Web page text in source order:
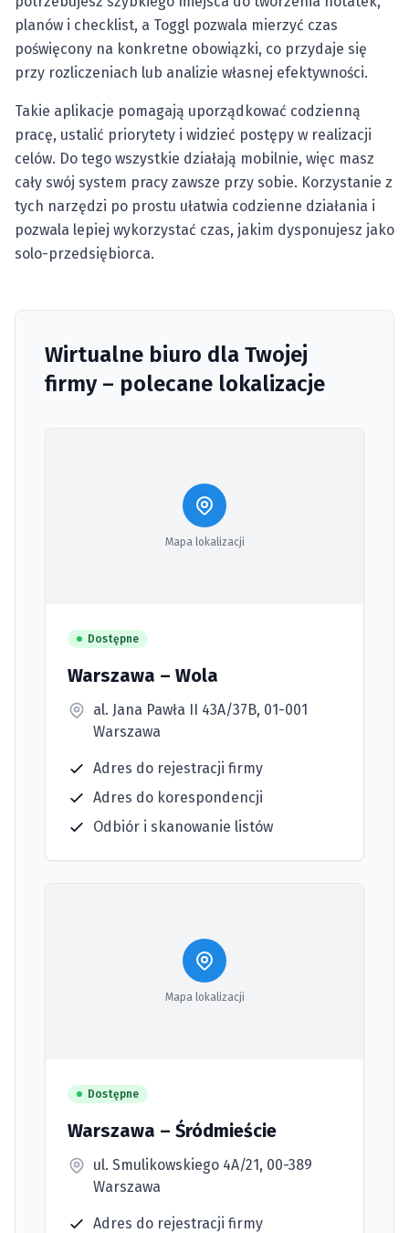
planów i checklist, a Toggl pozwala mierzyć czas
poświęcony na konkretne obowiązki, co przydaje się
przy rozliczeniach lub analizie własnej efektywności.
Takie aplikacje pomagają uporządkować codzienną
pracę, ustalić priorytety i widzieć postępy w realizacji
celów. Do tego wszystkie działają mobilnie, więc masz
cały swój system pracy zawsze przy sobie. Korzystanie z
tych narzędzi po prostu ułatwia codzienne działania i
pozwala lepiej wykorzystać czas, jakim dysponujesz jako
solo-przedsiębiorca.
Wirtualne biuro dla Twojej
firmy – polecane lokalizacje
Mapa lokalizacji
Dostępne
Warszawa – Wola
al. Jana Pawła II 43A/37B, 01-001
Warszawa
Adres do rejestracji firmy
Adres do korespondencji
Odbiór i skanowanie listów
Mapa lokalizacji
Dostępne
Warszawa – Śródmieście
ul. Smulikowskiego 4A/21, 00-389
Warszawa
Adres do rejestracji firmy